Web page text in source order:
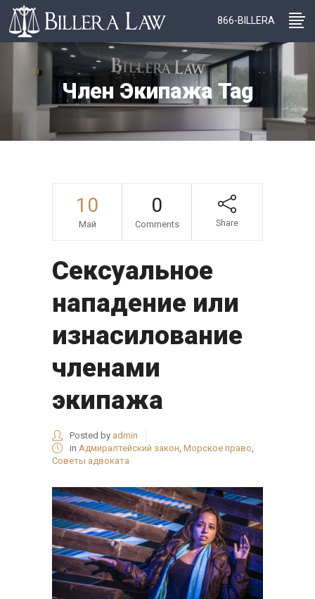
866-BILLERA
Член Экипажа Tag
10
Май
0
Comments Share
Сексуальное
нападение или
изнасилование
членами
экипажа
Posted by admin
in Адмиралтейский закон, Морское право,
Советы адвоката